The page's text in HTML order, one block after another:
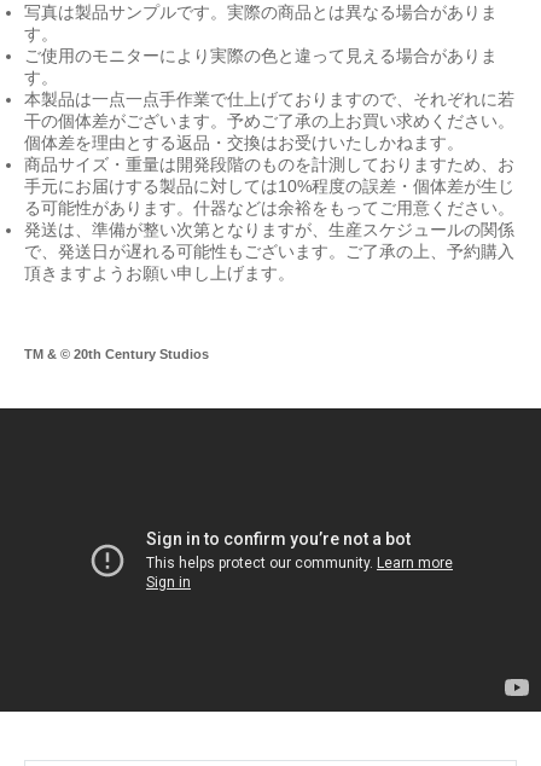
写真は製品サンプルです。実際の商品とは異なる場合がありま
す。
ご使用のモニターにより実際の色と違って見える場合がありま
す。
本製品は一点一点手作業で仕上げておりますので、それぞれに若
干の個体差がございます。予めご了承の上お買い求めください。
個体差を理由とする返品・交換はお受けいたしかねます。
商品サイズ・重量は開発段階のものを計測しておりますため、お
手元にお届けする製品に対しては10%程度の誤差・個体差が生じ
る可能性があります。什器などは余裕をもってご用意ください。
発送は、準備が整い次第となりますが、生産スケジュールの関係
で、発送日が遅れる可能性もございます。ご了承の上、予約購入
頂きますようお願い申し上げます。
TM & © 20th Century Studios